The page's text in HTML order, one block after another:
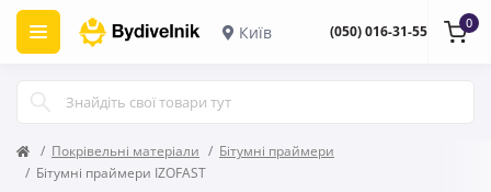
Київ (050) 016-31-55 0
Покрівельні матеріали
Бітумні праймери
Бітумні праймери IZOFAST